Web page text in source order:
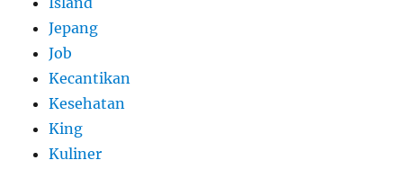
Jepang
Job
Kecantikan
Kesehatan
King
Kuliner